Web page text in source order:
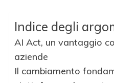
Indice degli
AI Act, un vantaggio
aziende
Il cambiamento